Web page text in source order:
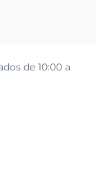
de 10:00 a